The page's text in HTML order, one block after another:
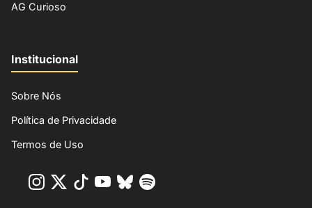
AG Curioso
Institucional
Sobre Nós
Política de Privacidade
Termos de Uso